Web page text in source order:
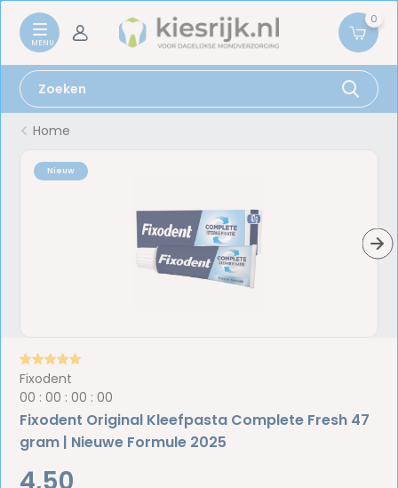
0
Home
Nieuw
Fixodent
00 :00 :00 :00
Fixodent Original Kleefpasta Complete Fresh 47
gram | Nieuwe Formule 2025